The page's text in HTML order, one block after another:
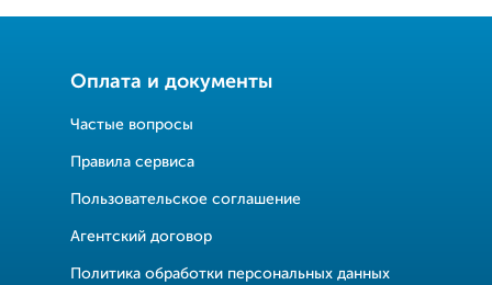
Оплата и документы
Частые вопросы
Правила сервиса
Пользовательское соглашение
Агентский договор
Политика обработки персональных данных